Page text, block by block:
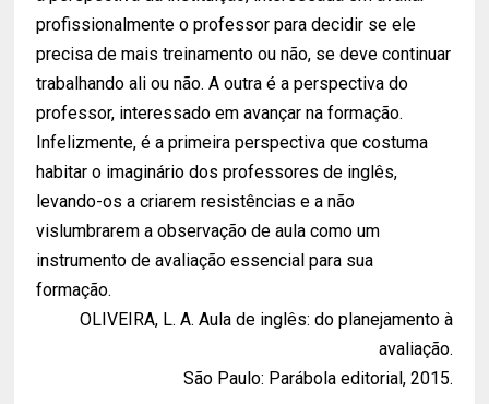
profissionalmente o professor para decidir se ele
precisa de mais treinamento ou não, se deve continuar
trabalhando ali ou não. A outra é a perspectiva do
professor, interessado em avançar na formação.
Infelizmente, é a primeira perspectiva que costuma
habitar o imaginário dos professores de inglês,
levando-os a criarem resistências e a não
vislumbrarem a observação de aula como um
instrumento de avaliação essencial para sua
formação.
OLIVEIRA, L. A. Aula de inglês: do planejamento à
avaliação.
São Paulo: Parábola editorial, 2015.